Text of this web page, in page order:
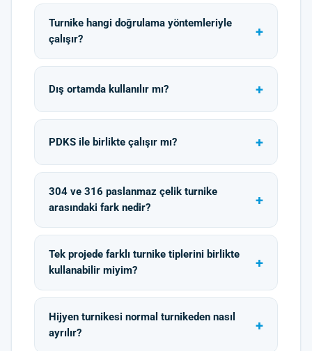
Turnike hangi doğrulama yöntemleriyle
çalışır?
Dış ortamda kullanılır mı?
PDKS ile birlikte çalışır mı?
304 ve 316 paslanmaz çelik turnike
arasındaki fark nedir?
Tek projede farklı turnike tiplerini birlikte
kullanabilir miyim?
Hijyen turnikesi normal turnikeden nasıl
ayrılır?